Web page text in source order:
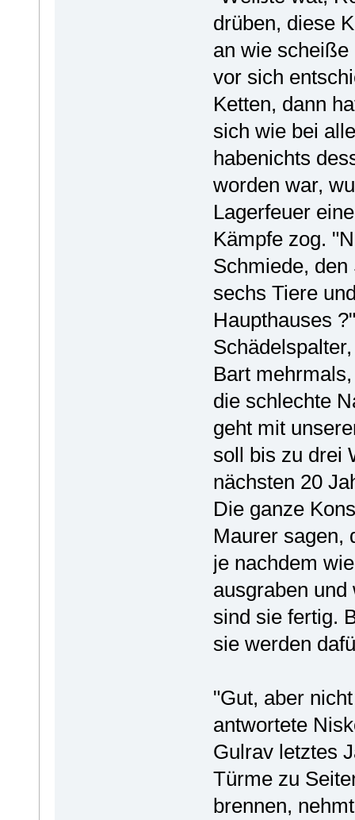
drüben, diese
an wie scheiße
vor sich
Ketten, dann
sich wie bei
habenichts
worden war,
Lagerfeuer
Kämpfe zog.
Schmiede,
sechs Tiere
Haupthauses
Bart
die schlechte
geht mit
soll bis zu drei
nächsten 20
Die ganze
Maurer sagen,
je nachdem
ausgraben
sind sie fertig.
sie werden
"Gut, aber
antwortete
Gulrav letztes
Türme zu
brennen,